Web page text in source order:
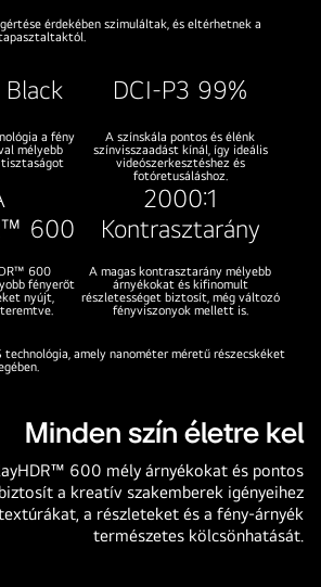
érdekében szimuláltak, és eltérhetnek a
a fény
mélyebb
DCI-P3 99%
A színskála pontos és élénk
színvisszaadást kínál, így ideális
videószerkesztéshez és
fotóretusáláshoz.
600
600
fényerőt
nyújt,
2000:1
Kontrasztarány
A magas kontrasztarány mélyebb
árnyékokat és kifinomult
részletességet biztosít, még változó
fényviszonyok mellett is.
amely nanométer méretű részecskéket
Minden szín életre kel
600 mély árnyékokat és pontos
a kreatív szakemberek igényeihez
a részleteket és a fény-árnyék
természetes kölcsönhatását.